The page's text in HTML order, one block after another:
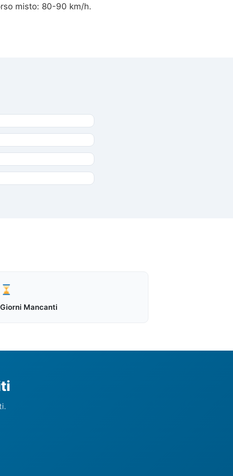
misto: 80-90 km/h.
Giorni Mancanti